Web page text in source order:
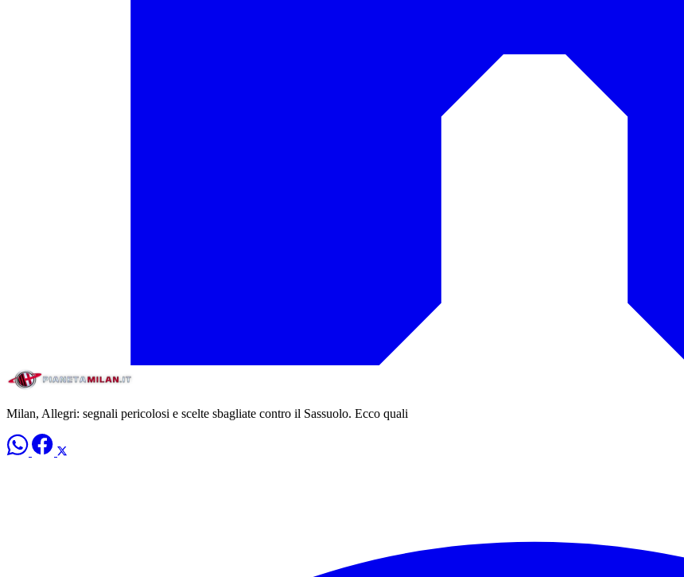
Milan, Allegri: segnali pericolosi e scelte sbagliate contro il Sassuolo. Ecco quali